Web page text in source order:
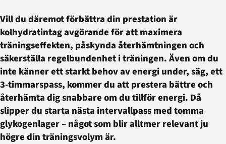
Vill du däremot förbättra din prestation är
kolhydratintag avgörande för att maximera
träningseffekten, påskynda återhämtningen och
säkerställa regelbundenhet i träningen. Även om du
inte känner ett starkt behov av energi under, säg, ett
3-timmarspass, kommer du att prestera bättre och
återhämta dig snabbare om du tillför energi. Då
slipper du starta nästa intervallpass med tomma
glykogenlager – något som blir alltmer relevant ju
högre din träningsvolym är.